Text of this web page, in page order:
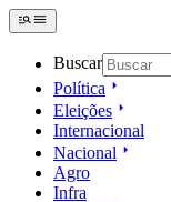
Buscar
Política
Eleições
Internacional
Nacional
Agro
Infra